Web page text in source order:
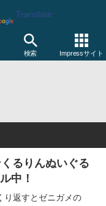
Translate
検索 Impressサイト
るりんぬいぐる
中！
り返すとゼニガメの